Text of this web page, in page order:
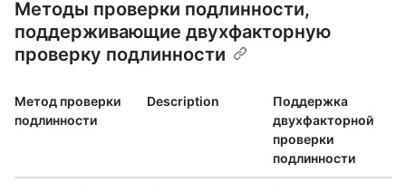
Методы проверки подлинности,
поддерживающие двухфакторную
проверку подлинности
Метод проверки
подлинности
Description
Поддержка
двухфакторной
проверки
подлинности